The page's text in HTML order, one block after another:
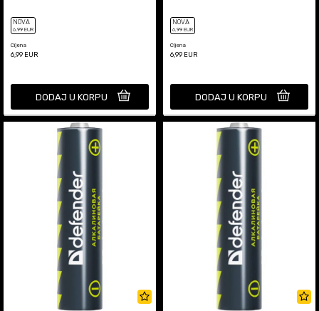
NOVA
6,99 EUR
Cijena
6,99 EUR
DODAJ U KORPU
NOVA
6,99 EUR
Cijena
6,99 EUR
DODAJ U KORPU